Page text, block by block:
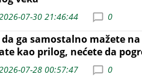
07-30 21:46:44 0
ga samostalno mažete
kao prilog, nećete da
07-28 00:57:47 0